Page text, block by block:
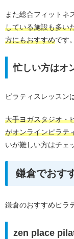
また総合フィットネ
している施設も多い
方にもおすすめです。
忙しい方はオ
ピラティスレッスン
大手ヨガスタジオ・
がオンラインピラテ
いが難しい方はチェ
鎌倉でおす
鎌倉のおすすめピラ
zen place